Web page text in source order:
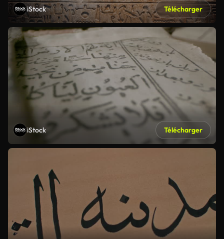
iStock Télécharger
iStock Télécharger